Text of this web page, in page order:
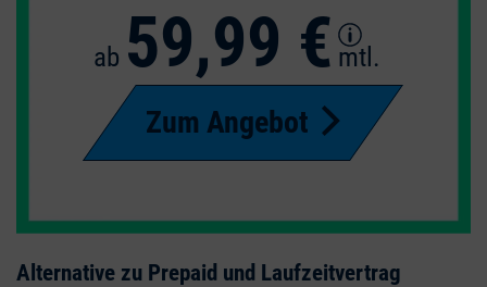
ab 59,99 € mtl.
Zum Angebot
Alternative zu Prepaid und Laufzeitvertrag